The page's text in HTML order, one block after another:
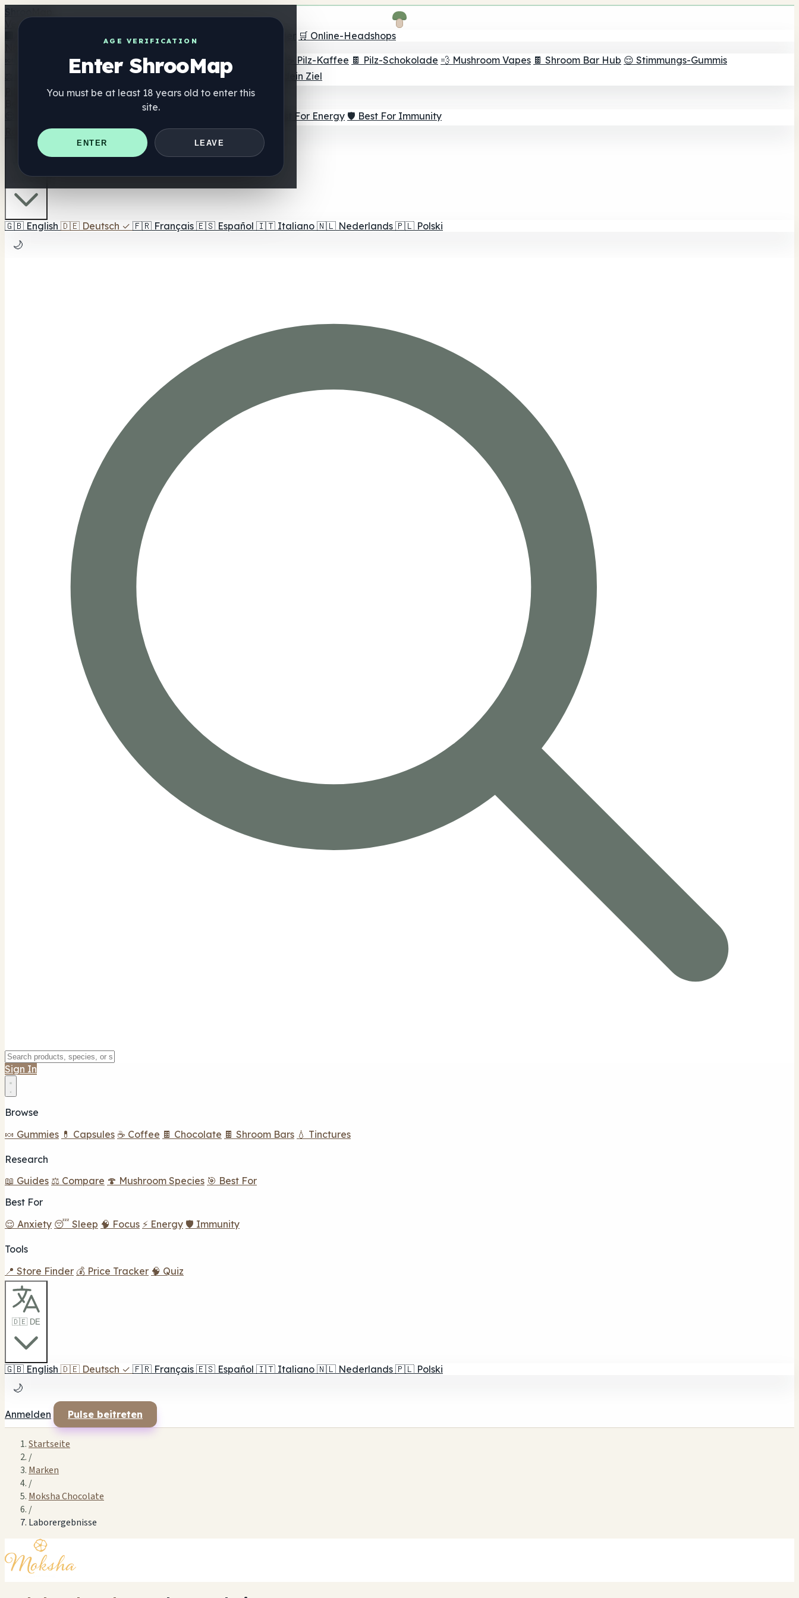
AGE VERIFICATION
Enter ShrooMap
You must be at least 18 years old to enter this
site.
ENTER LEAVE
Verzeichnis
📍 Headshop-Finder
🛒 Online-Headshops
🍬 Pilz-Gummis 💊 Pilz-Kapseln 💧 Pilz-Tinkturen 🫙 Pilz-Pulver ☕ Pilz-Kaffee 🍫 Pilz-Schokolade 💨 Mushroom Vapes 🍫 Shroom Bar Hub 😌 Stimmungs-Gummis
⚖️ Produkte vergleichen 💰 Angebote & Rabatte 🎯 Beste für dein Ziel
⚡ Best For Energy 🛡️ Best For Immunity
Ratgeber Quiz Blog In der Nähe
🇩🇪 DE
🇬🇧 English 🇩🇪 Deutsch ✓ 🇫🇷 Français 🇪🇸 Español 🇮🇹 Italiano 🇳🇱 Nederlands 🇵🇱 Polski
🌙
Sign In
Browse
🍬 Gummies 💊 Capsules ☕ Coffee 🍫 Chocolate 🍫 Shroom Bars 💧 Tinctures
Research
📖 Guides ⚖️ Compare 🍄 Mushroom Species 🎯 Best For
Best For
😌 Anxiety 😴 Sleep 🧠 Focus ⚡ Energy 🛡️ Immunity
Tools
📍 Store Finder 💰 Price Tracker 🧠 Quiz
🇩🇪 DE
🇬🇧 English 🇩🇪 Deutsch ✓ 🇫🇷 Français 🇪🇸 Español 🇮🇹 Italiano 🇳🇱 Nederlands 🇵🇱 Polski
🌙
Anmelden Pulse beitreten
Startseite
/
Marken
/
Moksha Chocolate
/
Laborergebnisse